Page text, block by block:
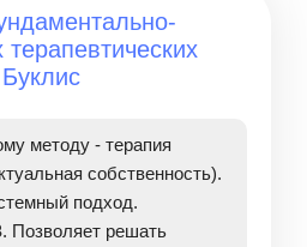
методу - терапия
собственность).
подход.
Позволяет решать